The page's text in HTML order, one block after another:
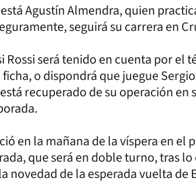
Agustín Almendra, quien
seguirá su carrera en
Rossi será tenido en cuenta por el
o dispondrá que juegue
recuperado de su operación en
en la mañana de la víspera en el
que será en doble turno, tras
novedad de la esperada vuelta de